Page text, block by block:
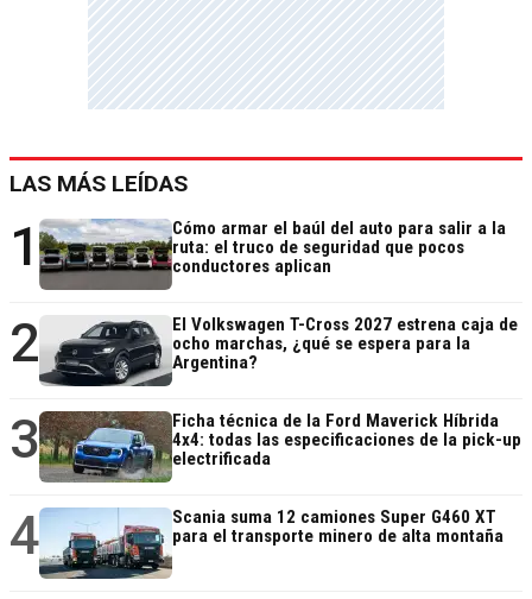
LAS MÁS LEÍDAS
1
Cómo armar el baúl del auto para salir a la
ruta: el truco de seguridad que pocos
conductores aplican
2
El Volkswagen T-Cross 2027 estrena caja de
ocho marchas, ¿qué se espera para la
Argentina?
3
Ficha técnica de la Ford Maverick Híbrida
4x4: todas las especificaciones de la pick-up
electrificada
4
Scania suma 12 camiones Super G460 XT
para el transporte minero de alta montaña